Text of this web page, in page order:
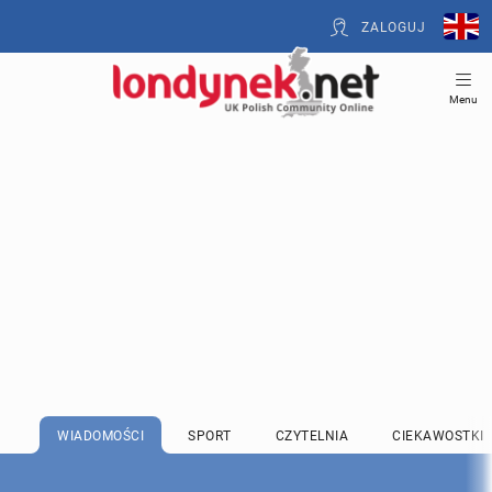
ZALOGUJ
Menu
WIADOMOŚCI SPORT CZYTELNIA CIEKAWOSTKI